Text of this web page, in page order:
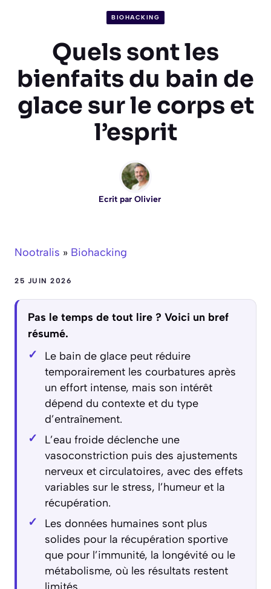
BIOHACKING
Quels sont les
bienfaits du bain de
glace sur le corps et
l’esprit
Ecrit par Olivier
Nootralis » Biohacking
25 JUIN 2026
Pas le temps de tout lire ? Voici un bref
résumé.
Le bain de glace peut réduire
temporairement les courbatures après
un effort intense, mais son intérêt
dépend du contexte et du type
d’entraînement.
L’eau froide déclenche une
vasoconstriction puis des ajustements
nerveux et circulatoires, avec des effets
variables sur le stress, l’humeur et la
récupération.
Les données humaines sont plus
solides pour la récupération sportive
que pour l’immunité, la longévité ou le
métabolisme, où les résultats restent